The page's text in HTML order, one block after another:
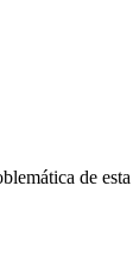
de